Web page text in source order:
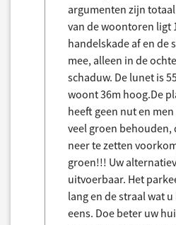
argumenten zijn
van de woontoren ligt
handelskade af en de
mee, alleen in de
schaduw. De lunet is
woont 36m hoog.De
heeft geen nut en
veel groen
neer te zetten
groen!!! Uw
uitvoerbaar. Het
lang en de straal wat
eens. Doe beter uw